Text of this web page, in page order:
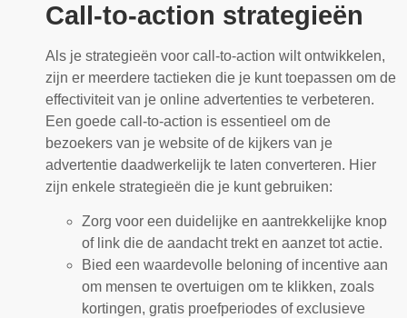
Call-to-action strategieën
Als je strategieën voor call-to-action wilt ontwikkelen,
zijn er meerdere tactieken die je kunt toepassen om de
effectiviteit van je online advertenties te verbeteren.
Een goede call-to-action is essentieel om de
bezoekers van je website of de kijkers van je
advertentie daadwerkelijk te laten converteren. Hier
zijn enkele strategieën die je kunt gebruiken:
Zorg voor een duidelijke en aantrekkelijke knop
of link die de aandacht trekt en aanzet tot actie.
Bied een waardevolle beloning of incentive aan
om mensen te overtuigen om te klikken, zoals
kortingen, gratis proefperiodes of exclusieve